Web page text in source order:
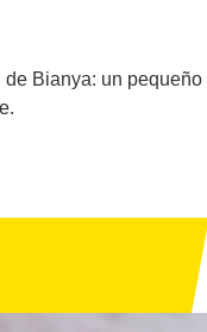
Bianya: un